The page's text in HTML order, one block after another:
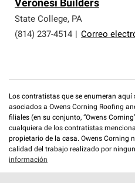
Veronesi Builders
State College, PA
(814) 237-4514
Correo
Los contratistas que se enumeran aquí
asociados a Owens Corning Roofing
filiales (en su conjunto, “Owens
cualquiera de los contratistas
propietario de la casa. Owens Corning
calidad del trabajo realizado por
información